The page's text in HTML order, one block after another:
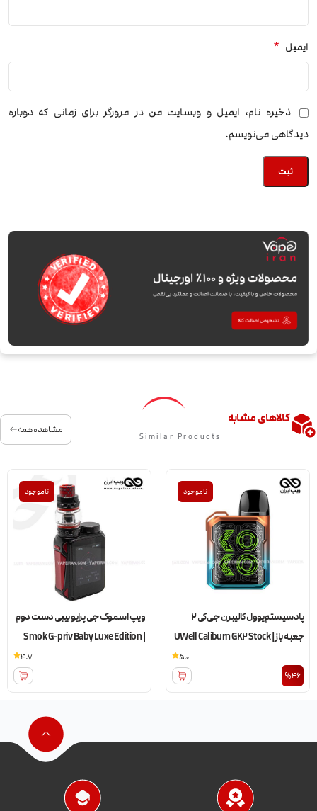
ایمیل *
ذخیره نام، ایمیل و وبسایت من در مرورگر برای زمانی که دوباره
دیدگاهی می‌نویسم.
کالاهای مشابه
Similar Products
مشاهده همه
ناموجود
پادسیستم یوول کالیبرن جی کی 2
جعبه باز | UWell Caliburn GK2 Stock
%46
5.0
ناموجود
ویپ اسموک جی پرایو بیبی دست دوم
| Smok G-priv Baby Luxe Edition
4.7